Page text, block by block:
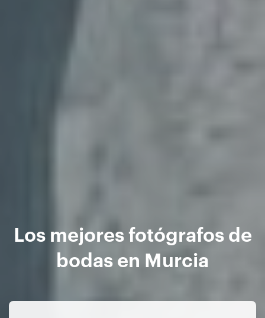
Los mejores fotógrafos de
bodas en Murcia